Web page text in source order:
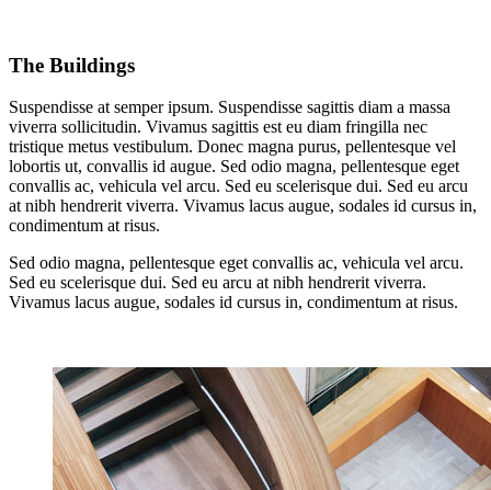
The Buildings
Suspendisse at semper ipsum. Suspendisse sagittis diam a massa
viverra sollicitudin. Vivamus sagittis est eu diam fringilla nec
tristique metus vestibulum. Donec magna purus, pellentesque vel
lobortis ut, convallis id augue. Sed odio magna, pellentesque eget
convallis ac, vehicula vel arcu. Sed eu scelerisque dui. Sed eu arcu
at nibh hendrerit viverra. Vivamus lacus augue, sodales id cursus in,
condimentum at risus.
Sed odio magna, pellentesque eget convallis ac, vehicula vel arcu.
Sed eu scelerisque dui. Sed eu arcu at nibh hendrerit viverra.
Vivamus lacus augue, sodales id cursus in, condimentum at risus.